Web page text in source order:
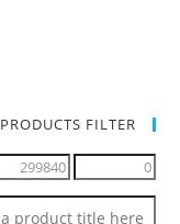
PRODUCTS FILTER